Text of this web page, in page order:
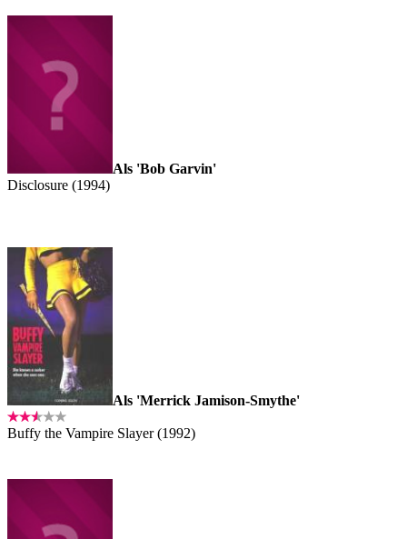
Als 'Bob Garvin'
Disclosure (1994)
Als 'Merrick Jamison-Smythe'
Buffy the Vampire Slayer (1992)